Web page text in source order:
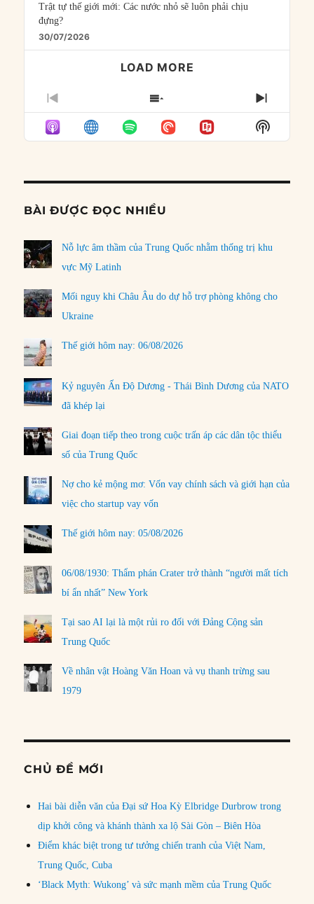
Trật tự thế giới mới: Các nước nhỏ sẽ luôn phải chịu
đựng?
30/07/2026
LOAD MORE
PREVIOUS
EPISODE
SHOW
EPISODES
LIST
NEXT
Show
Podcast
BÀI ĐƯỢC ĐỌC NHIỀU
Nỗ lực âm thầm của Trung Quốc nhằm thống trị khu
vực Mỹ Latinh
Mối nguy khi Châu Âu do dự hỗ trợ phòng không cho
Ukraine
Thế giới hôm nay: 06/08/2026
Kỷ nguyên Ấn Độ Dương - Thái Bình Dương của NATO
đã khép lại
Giai đoạn tiếp theo trong cuộc trấn áp các dân tộc thiểu
số của Trung Quốc
Nợ cho kẻ mộng mơ: Vốn vay chính sách và giới hạn của
việc cho startup vay vốn
Thế giới hôm nay: 05/08/2026
06/08/1930: Thẩm phán Crater trở thành “người mất tích
bí ẩn nhất” New York
Tại sao AI lại là một rủi ro đối với Đảng Cộng sản
Trung Quốc
Về nhân vật Hoàng Văn Hoan và vụ thanh trừng sau
1979
CHỦ ĐỀ MỚI
Hai bài diễn văn của Đại sứ Hoa Kỳ Elbridge Durbrow trong
dịp khởi công và khánh thành xa lộ Sài Gòn – Biên Hòa
Điểm khác biệt trong tư tưởng chiến tranh của Việt Nam,
Trung Quốc, Cuba
‘Black Myth: Wukong’ và sức mạnh mềm của Trung Quốc